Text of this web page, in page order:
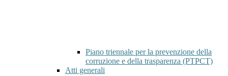
Piano triennale per la prevenzione della
corruzione e della trasparenza (PTPCT)
Atti generali